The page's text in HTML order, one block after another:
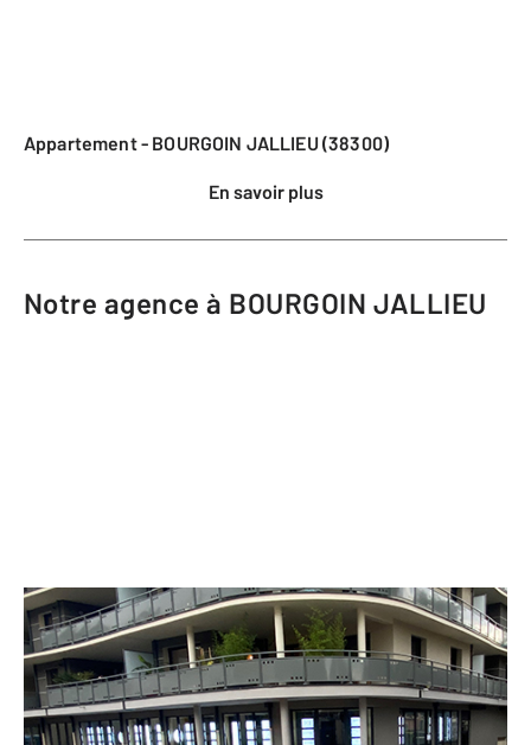
Appartement - BOURGOIN JALLIEU (38300)
En savoir plus
Notre agence à BOURGOIN JALLIEU
CENTURY 21 Immobilier Batigimm
19 avenue Maréchal Leclerc Angle 27
rue Victor Hugo
BOURGOIN JALLIEU - 38300